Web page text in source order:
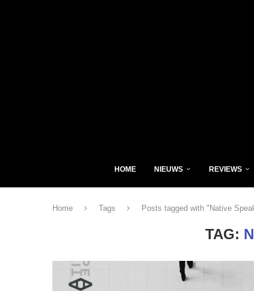
HOME NIEUWS REVIEWS
Home Tags Posts tagged with "Native
TAG: